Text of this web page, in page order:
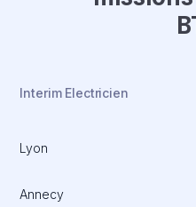
Interim Electricien
Lyon
Annecy